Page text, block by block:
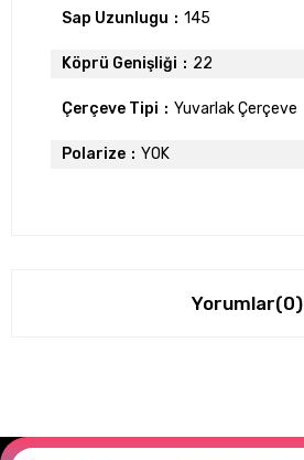
Sap Uzunlugu 145
Köprü Genişliği 22
Çerçeve Tipi Yuvarlak Çerçeve
Polarize YOK
Yorumlar(0)